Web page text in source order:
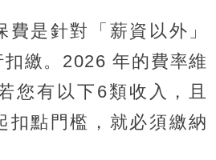
是針對「薪資以外」
繳。2026 年的費率維
您有以下6類收入，且
扣點門檻，就必須繳納